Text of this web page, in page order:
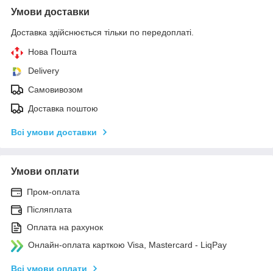
Умови доставки
Доставка здійснюється тільки по передоплаті.
Нова Пошта
Delivery
Самовивозом
Доставка поштою
Всі умови доставки
Умови оплати
Пром-оплата
Післяплата
Оплата на рахунок
Онлайн-оплата карткою Visa, Mastercard - LiqPay
Всі умови оплати